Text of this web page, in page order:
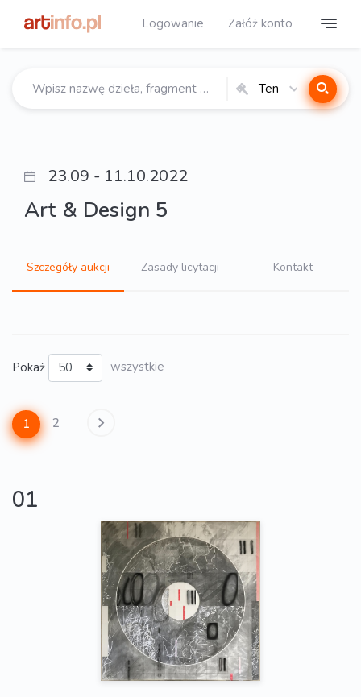
Logowanie Załóż konto
Ten
23.09 - 11.10.2022
Art & Design 5
Szczegóły aukcji Zasady licytacji Kontakt
Pokaż wszystkie
1 2
01